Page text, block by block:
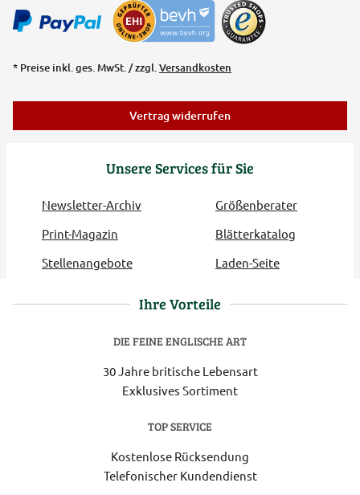
Unsere Services für Sie
Newsletter-Archiv
Größenberater
Print-Magazin
Blätterkatalog
Stellenangebote
Laden-Seite
* Preise inkl. ges. MwSt. / zzgl.Versandkosten
Vertrag widerrufen
Ihre Vorteile
DIE FEINE ENGLISCHE ART
30 Jahre britische Lebensart
Exklusives Sortiment
TOP SERVICE
Kostenlose Rücksendung
Telefonischer Kundendienst